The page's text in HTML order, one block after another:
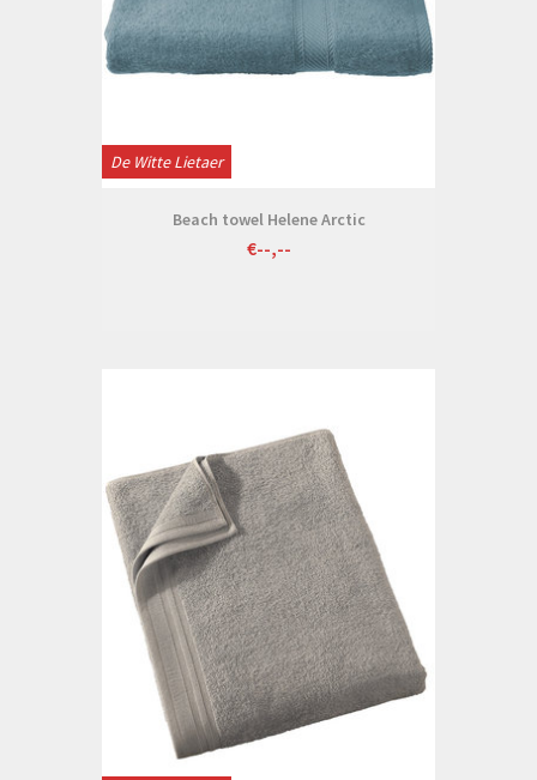
De Witte Lietaer
Beach towel Helene Arctic
€--,--